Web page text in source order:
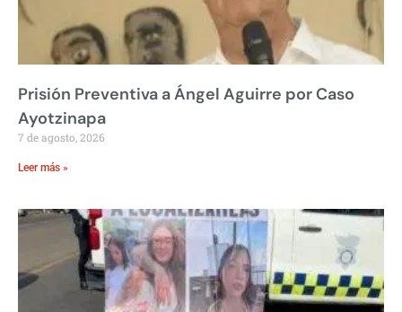
Prisión Preventiva a Ángel Aguirre por Caso
Ayotzinapa
7 de agosto, 2026
Leer más »